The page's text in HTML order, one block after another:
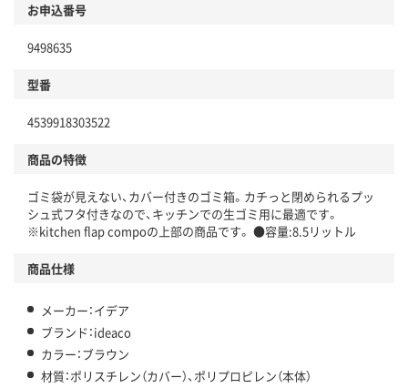
お申込番号
9498635
型番
4539918303522
商品の特徴
ゴミ袋が見えない、カバー付きのゴミ箱。カチっと閉められるプッ
シュ式フタ付きなので、キッチンでの生ゴミ用に最適です。
※kitchen flap compoの上部の商品です。 ●容量:8.5リットル
商品仕様
メーカー：イデア
ブランド：ideaco
カラー：ブラウン
材質：ポリスチレン（カバー）、ポリプロピレン（本体）